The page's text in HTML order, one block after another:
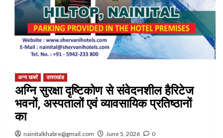
अन्य खबरें उत्तराखंड
अग्नि सुरक्षा दृष्टिकोण से संवेदनशील हैरिटेज
भवनों, अस्पतालों एवं व्यावसायिक प्रतिष्ठानों
का
nainitalkhabre@gmail.com June 5, 2026 0